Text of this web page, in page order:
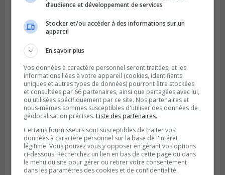
VIEUX-LONGUEUIL
Publié le 3 août 2026 à 14h47
Le Livre bleu rassemble 200 curieux à
Longueuil
d’audience et développement de services
Stocker et/ou accéder à des informations sur un
appareil
En savoir plus
Vos données à caractère personnel seront traitées, et les
informations liées à votre appareil (cookies, identifiants
uniques et autres types de données) pourront être stockées
et consultées par 66 partenaires, ainsi que partagées avec lui,
ou utilisées spécifiquement par ce site. Nos partenaires et
nous-mêmes sommes susceptibles d'utiliser des données de
géolocalisation précises. Liste des partenaires.
Certains fournisseurs sont susceptibles de traiter vos
données à caractère personnel sur la base de l'intérêt
légitime. Vous pouvez vous y opposer en gérant vos options
ci-dessous. Recherchez un lien en bas de cette page ou dans
le menu du site pour gérer ou retirer votre consentement
dans les paramètres des cookies et de confidentialité.